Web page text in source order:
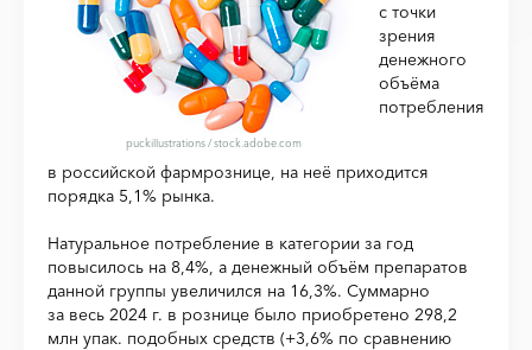
puckillustrations/stock.adobe.com
с точки
зрения
денежного
объёма
потребления
в российской фармрознице, на неё приходится
порядка 5,1% рынка.
Натуральное потребление в категории за год
повысилось на 8,4%, а денежный объём препаратов
данной группы увеличился на 16,3%. Суммарно
за весь 2024 г. в рознице было приобретено 298,2
млн упак. подобных средств (+3,6% по сравнению